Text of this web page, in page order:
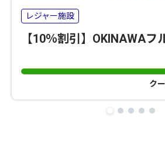
レジャー施設
【10％割引】OKINAWAフ
ク